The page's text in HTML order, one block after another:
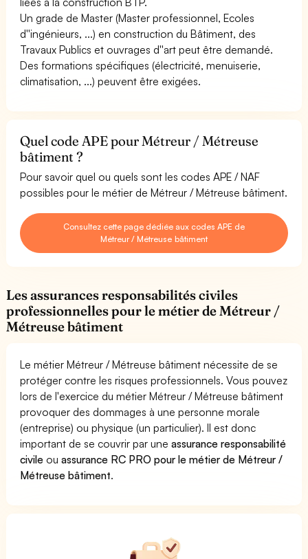
Un grade de Master (Master professionnel, Ecoles
d''ingénieurs, ...) en construction du Bâtiment, des
Travaux Publics et ouvrages d''art peut être demandé.
Des formations spécifiques (électricité, menuiserie,
climatisation, ...) peuvent être exigées.
Quel code APE pour Métreur / Métreuse
bâtiment ?
Pour savoir quel ou quels sont les codes APE / NAF
possibles pour le métier de Métreur / Métreuse bâtiment.
Consultez cette page dédiée aux codes APE de
Métreur / Métreuse bâtiment
Les assurances responsabilités civiles
professionnelles pour le métier de Métreur /
Métreuse bâtiment
Le métier Métreur / Métreuse bâtiment nécessite de se
protéger contre les risques professionnels. Vous pouvez
lors de l'exercice du métier Métreur / Métreuse bâtiment
provoquer des dommages à une personne morale
(entreprise) ou physique (un particulier). Il est donc
important de se couvrir par uneassurance responsabilité
civile ouassurance RC PRO pour le métier de Métreur /
Métreuse bâtiment.